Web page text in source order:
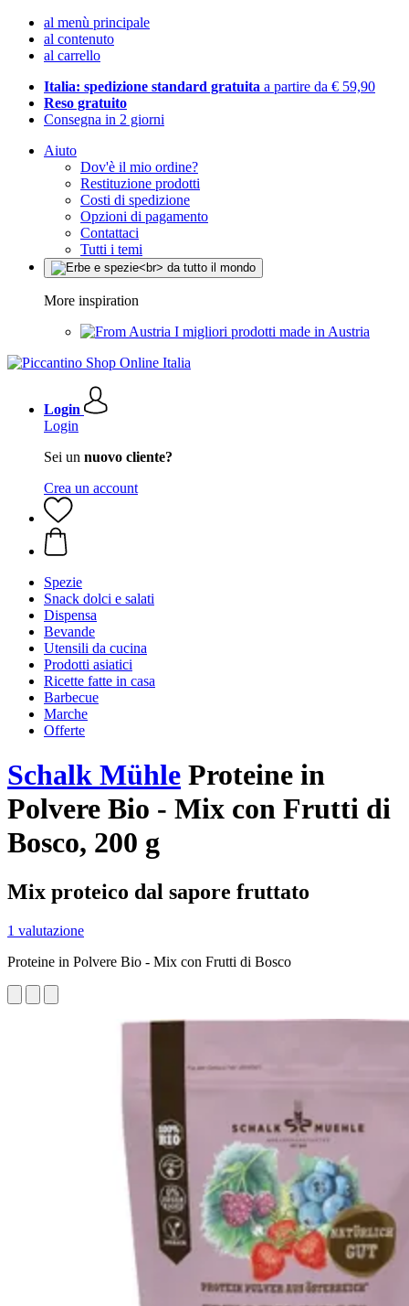
al menù principale
al contenuto
al carrello
Italia: spedizione standard gratuita a partire da € 59,90
Reso gratuito
Consegna in 2 giorni
Aiuto
Dov'è il mio ordine?
Restituzione prodotti
Costi di spedizione
Opzioni di pagamento
Contattaci
Tutti i temi
More inspiration
I migliori prodotti made in Austria
Login
Login
Sei un nuovo cliente?
Crea un account
Spezie
Snack dolci e salati
Dispensa
Bevande
Utensili da cucina
Prodotti asiatici
Ricette fatte in casa
Barbecue
Marche
Offerte
Schalk Mühle Proteine in
Polvere Bio - Mix con Frutti di
Bosco, 200 g
Mix proteico dal sapore fruttato
1 valutazione
Proteine in Polvere Bio - Mix con Frutti di Bosco